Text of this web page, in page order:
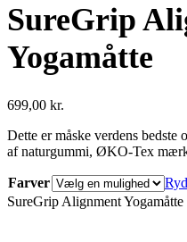
SureGrip
Yogamåtte
699,00 kr.
Dette er måske verdens bedste
af naturgummi, ØKO-Tex
Farver
Ryd
SureGrip Alignment Yogamåtte